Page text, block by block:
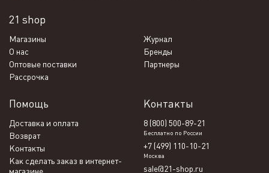
21 shop
Магазины
Журнал
О нас
Бренды
Оптовые поставки
Партнеры
Рассрочка
Помощь
Доставка и оплата
Возврат
Контакты
Как сделать заказ в интернет-
Контакты
8 (800) 500-89-21
Бесплатно по России
+7 (499) 110-10-21
Москва
sale@21-shop.ru